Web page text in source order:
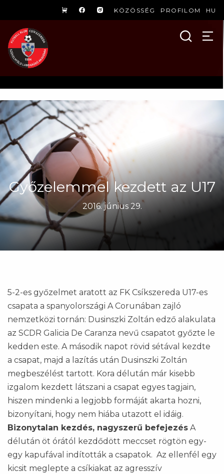
KÖZÖSSÉG PROFILOM HU
Győzelemmel kezdett az U17
2016. június 29.
5-2-es győzelmet aratott az FK Csíkszereda U17-es
csapata a spanyolországi A Corunában zajló
nemzetközi tornán: Dusinszki Zoltán edző alakulata
az SCDR Galicia De Caranza nevű csapatot győzte le
kedden este. A második napot rövid sétával kezdte
a csapat, majd a lazítás után Dusinszki Zoltán
megbeszélést tartott. Kora délután már kisebb
izgalom kezdett látszani a csapat egyes tagjain,
hiszen mindenki a legjobb formáját akarta hozni,
bizonyítani, hogy nem hiába utazott el idáig.
Bizonytalan kezdés, nagyszerű befejezés A
délután öt órától kezdődött meccset rögtön egy-
egy kapufával indították a csapatok. Az ellenfél egy
kicsit meglepte a csíkiakat az agresszív